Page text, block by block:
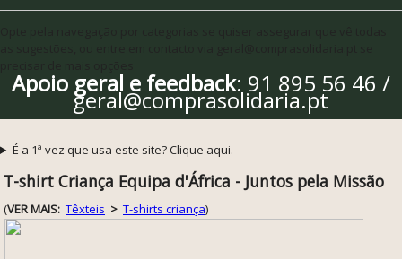
Apoio geral e feedback: 91 895 56 46 /
geral@comprasolidaria.pt
É a 1ª vez que usa este site? Clique aqui.
T-shirt Criança Equipa d'África - Juntos pela Missão
(VER MAIS: Têxteis > T-shirts criança)